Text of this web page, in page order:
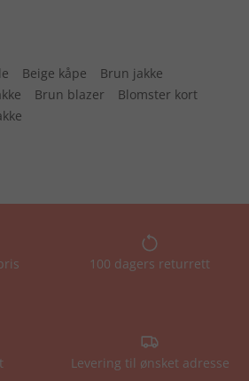
Beige kåpe
Brun jakke
Brun blazer
Blomster kort
100 dagers returrett
Levering til ønsket adresse